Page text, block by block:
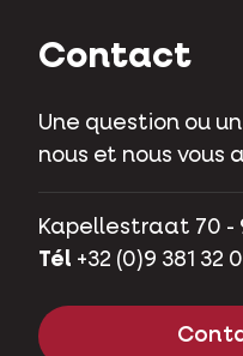
Contact
Une question ou
nous et nous vous
Kapellestraat 70 -
Tél +32 (0)9 381 32